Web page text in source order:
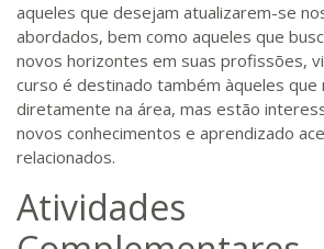
aqueles que desejam atualizarem-se
abordados, bem como aqueles que
novos horizontes em suas profissões,
curso é destinado também àqueles que
diretamente na área, mas estão
novos conhecimentos e aprendizado
relacionados.
Atividades